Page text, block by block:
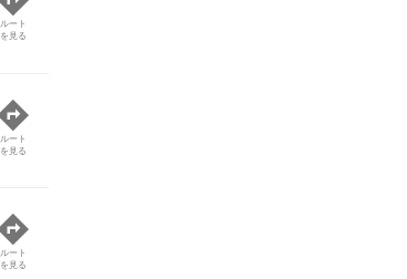
ルート
を見る
ルート
を見る
ルート
を見る